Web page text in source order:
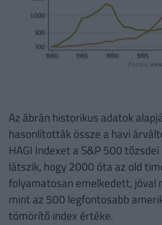
Az ábrán historikus adatok
hasonlították össze a havi
HAGI Indexet a S&P 500
látszik, hogy 2000 óta az old
folyamatosan emelkedett, jóval
mint az 500 legfontosabb
tömörítő index értéke.